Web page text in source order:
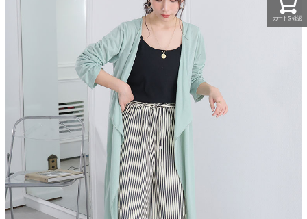
カートを確認